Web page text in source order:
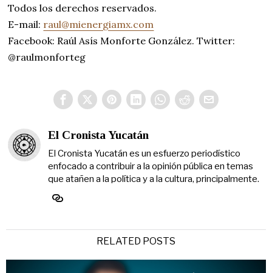
Todos los derechos reservados.
E-mail: raul@mienergiamx.com
Facebook: Raúl Asís Monforte González. Twitter:
@raulmonforteg
El Cronista Yucatán
El Cronista Yucatán es un esfuerzo periodístico
enfocado a contribuir a la opinión pública en temas
que atañen a la política y a la cultura, principalmente.
RELATED POSTS